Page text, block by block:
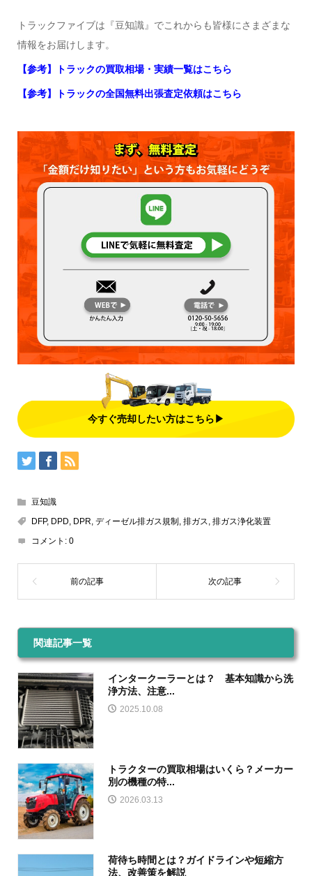
トラックファイブは『豆知識』でこれからも皆様にさまざまな
情報をお届けします。
【参考】トラックの買取相場・実績一覧はこちら
【参考】トラックの全国無料出張査定依頼はこちら
今すぐ売却したい方はこちら▶
豆知識
DFP, DPD, DPR, ディーゼル排ガス規制 , 排ガス, 排ガス浄化装置
コメント: 0
関連記事一覧
インタークーラーとは？ 基本知識から洗
浄方法、注意...
2025.10.08
トラクターの買取相場はいくら？メーカー
別の機種の特...
2026.03.13
荷待ち時間とは？ガイドラインや短縮方
法、改善策を解説